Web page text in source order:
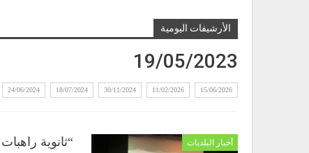
الأرشيفات اليومية
19/05/2023
15/06/2026
11/02/2026
30/11/2024
18/07/2024
24/06/2024
أخبار البلديات “ثانوية